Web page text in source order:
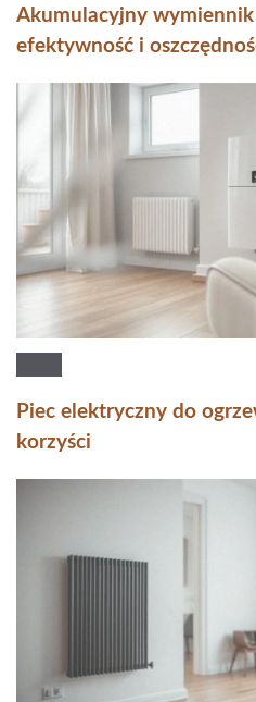
Akumulacyjny wymiennik
efektywność i
Piec elektryczny do
korzyści